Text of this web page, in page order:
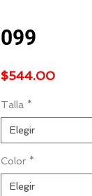
099
$544.00Precio
Talla *
Elegir
Color *
Elegir